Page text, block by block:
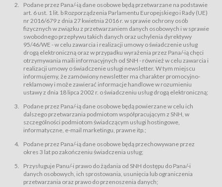
Sklep – sklep internetowy prowadzony przez Usługodawcę w Serwisie;
Regulamin – niniejszy regulamin.
§ 2
Postanowienia ogólne
Regulamin określa zasady:
świadczenia Usługobiorcom Usług przez Usługodawcę, z
zastrzeżeniem usług, o których mowa w ust. 2 pkt. 4 i 5 poniżej, których
zasady świadczenia precyzują odrębne regulaminy,
przetwarzania przez Usługodawcę danych osobowych Usługobiorców
będących osobami fizycznymi.
świadczy Usługi drogą elektroniczną w rozumieniu ustawy z dnia 18 lipca
2002 r. o świadczeniu usług drogą elektroniczną (Dz.U. z 2002 r., Nr 144, poz.
1204, z późń. zm.). Usługi świadczone są nieodpłatnie.
usługę przeglądania i odczytywania przez Usługobiorców materiałów
zamieszczanych w Serwisie,
usługę utrzymywania konta użytkownika w Serwisie,
usługę newsletter,
usługę zawierania na odległość umów nabycia Karnetów i Biletów,
usługę zawierania na odległość umów sprzedaży w Sklepie.
Podane przez Pana/-ią dane osobowe będą przetwarzane na podstawie
art. 6 ust. 1 lit. b Rozporządzenia Parlamentu Europejskiego i Rady (UE)
nr 2016/679 z dnia 27 kwietnia 2016 r. w sprawie ochrony osób
fizycznych w związku z przetwarzaniem danych osobowych i w sprawie
swobodnego przepływu takich danych oraz uchylenia dyrektywy
95/46/WE - w celu zawarcia i realizacji umowy o świadczenie usług
drogą elektroniczną oraz w przypadku wyrażenia przez Pana/-ią chęci
otrzymywania maili informacyjnych od SNH - również w celu zawarcia i
realizacji umowy o świadczenie usługi newsletter. W tym miejscu
informujemy, że zamówiony newsletter ma charakter promocyjno-
reklamowy i może zawierać informacje handlowe w rozumieniu
ustawy z dnia 18 lipca 2002 r. o świadczeniu usług drogą elektroniczną;
Podane przez Pana/-ią dane osobowe będą powierzane w celu ich
dalszego przetwarzania podmiotom współpracującym z SNH, w
szczególności podmiotom świadczącym usługi hostingowe,
informatyczne, e-mail marketingu, prawne itp.;
Podane przez Pana/-ią dane osobowe będą przechowywane przez
okres 3 lat po zakończeniu świadczenia usług;
Przysługuje Panu/-i prawo do żądania od SNH dostępu do Pana/-i
danych osobowych, ich sprostowania, usunięcia lub ograniczenia
przetwarzania oraz prawo do przenoszenia danych;